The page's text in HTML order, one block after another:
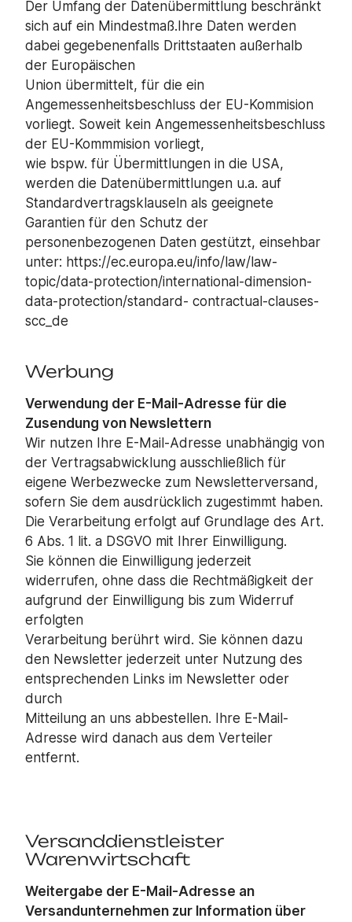
Der Umfang der Datenübermittlung beschränkt
sich auf ein Mindestmaß.Ihre Daten werden
dabei gegebenenfalls Drittstaaten außerhalb
der Europäischen
Union übermittelt, für die ein
Angemessenheitsbeschluss der EU-Kommision
vorliegt. Soweit kein Angemessenheitsbeschluss
der EU-Kommmision vorliegt,
wie bspw. für Übermittlungen in die USA,
werden die Datenübermittlungen u.a. auf
Standardvertragsklauseln als geeignete
Garantien für den Schutz der
personenbezogenen Daten gestützt, einsehbar
unter: https://ec.europa.eu/info/law/law-
topic/data-protection/international-dimension-
data-protection/standard- contractual-clauses-
scc_de
Werbung
Verwendung der E-Mail-Adresse für die
Zusendung von Newslettern
Wir nutzen Ihre E-Mail-Adresse unabhängig von
der Vertragsabwicklung ausschließlich für
eigene Werbezwecke zum Newsletterversand,
sofern Sie dem ausdrücklich zugestimmt haben.
Die Verarbeitung erfolgt auf Grundlage des Art.
6 Abs. 1 lit. a DSGVO mit Ihrer Einwilligung.
Sie können die Einwilligung jederzeit
widerrufen, ohne dass die Rechtmäßigkeit der
aufgrund der Einwilligung bis zum Widerruf
erfolgten
Verarbeitung berührt wird. Sie können dazu
den Newsletter jederzeit unter Nutzung des
entsprechenden Links im Newsletter oder
durch
Mitteilung an uns abbestellen. Ihre E-Mail-
Adresse wird danach aus dem Verteiler
entfernt.
Versanddienstleister
Warenwirtschaft
Weitergabe der E-Mail-Adresse an
Versandunternehmen zur Information über